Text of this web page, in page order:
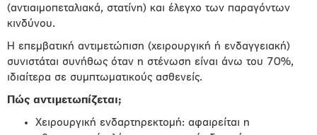
(αντιαιμοπεταλιακά, στατίνη) και έλεγχο των παραγόντων
κινδύνου.
Η επεμβατική αντιμετώπιση (χειρουργική ή ενδαγγειακή)
συνιστάται συνήθως όταν η στένωση είναι άνω του 70%,
ιδιαίτερα σε συμπτωματικούς ασθενείς.
Πώς αντιμετωπίζεται;
Χειρουργική ενδαρτηρεκτομή: αφαιρείται η